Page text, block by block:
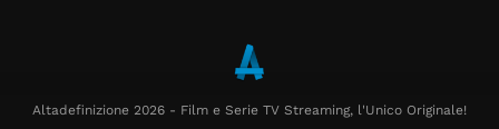
Altadefinizione 2026 - Film e Serie TV Streaming, l'Unico Originale!